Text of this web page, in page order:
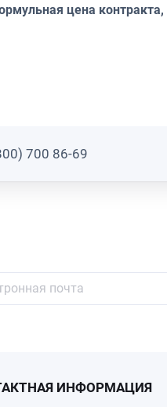
цена
700 86-69
ИНФОРМАЦИЯ